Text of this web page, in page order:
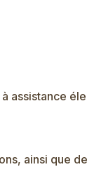
assistance
ainsi que